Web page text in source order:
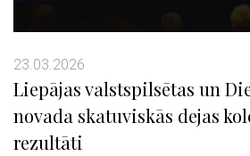
23.03.2026
Liepājas valstspilsētas un
novada skatuviskās dejas
rezultāti